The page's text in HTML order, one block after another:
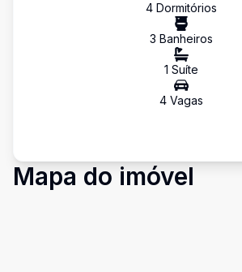
4 Dormitórios
3 Banheiros
1 Suíte
4 Vagas
Mapa do imóvel